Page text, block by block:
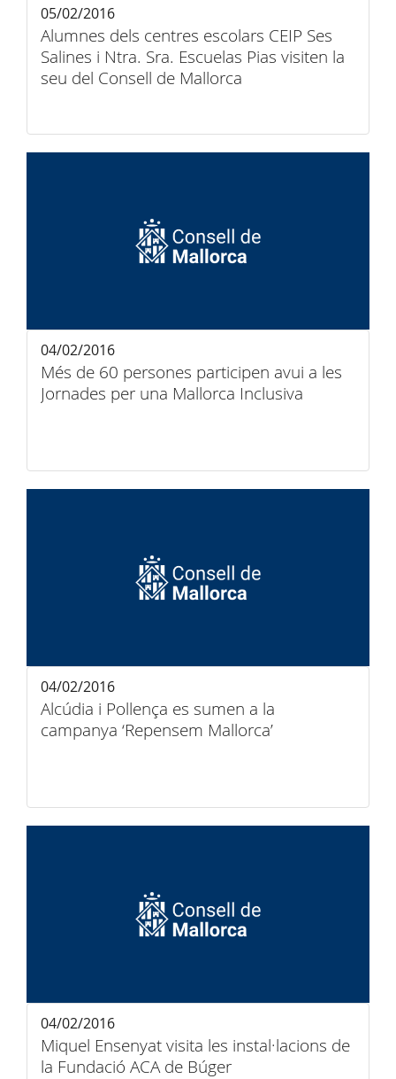
Alumnes dels centres escolars CEIP Ses
Salines i Ntra. Sra. Escuelas Pias visiten la
seu del Consell de Mallorca
05/02/2016
Més de 60 persones participen avui a les
Jornades per una Mallorca Inclusiva
04/02/2016
Alcúdia i Pollença es sumen a la
campanya ‘Repensem Mallorca’
04/02/2016
Miquel Ensenyat visita les instal·lacions de
la Fundació ACA de Búger
04/02/2016